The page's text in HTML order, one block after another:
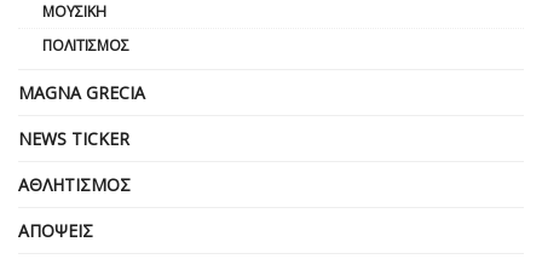
ΜΟΥΣΙΚΉ
ΠΟΛΙΤΙΣΜΌΣ
MAGNA GRECIA
NEWS TICKER
ΑΘΛΗΤΙΣΜΌΣ
ΑΠΌΨΕΙΣ